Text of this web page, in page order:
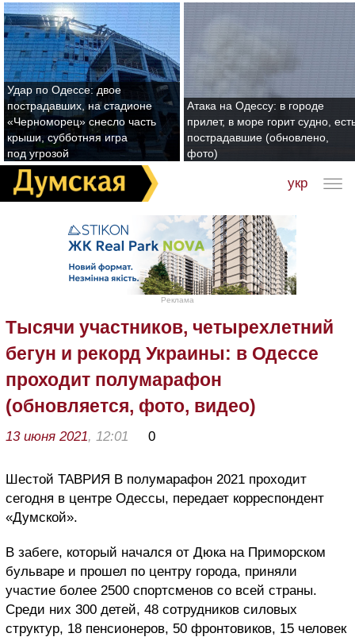
Удар по Одессе: двое
пострадавших, на стадионе
«Черноморец» снесло часть
крыши, субботняя игра
под угрозой
Атака на Одессу: в городе
прилет, в море горит судно,
пострадавшие (обновлено,
фото)
укр
Реклама
Тысячи участников, четырехлетний
бегун и рекорд Украины: в Одессе
проходит полумарафон
(обновляется, фото, видео)
13 июня 2021, 12:01 0
Шестой ТАВРИЯ В полумарафон 2021 проходит
сегодня в центре Одессы, передает корреспондент
«Думской».
В забеге, который начался от Дюка на Приморском
бульваре и прошел по центру города, приняли
участие более 2500 спортсменов со всей страны.
Среди них 300 детей, 48 сотрудников силовых
структур, 18 пенсионеров, 50 фронтовиков, 15 человек